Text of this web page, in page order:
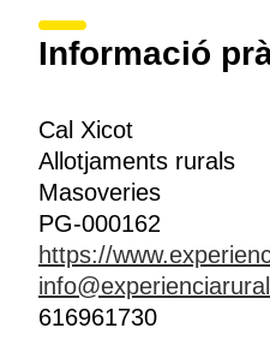
Informació
Cal Xicot
Allotjaments rurals
Masoveries
PG-000162
https://
616961730